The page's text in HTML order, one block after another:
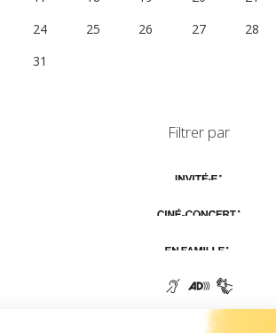
24
25 26 27 28
31
Filtrer par